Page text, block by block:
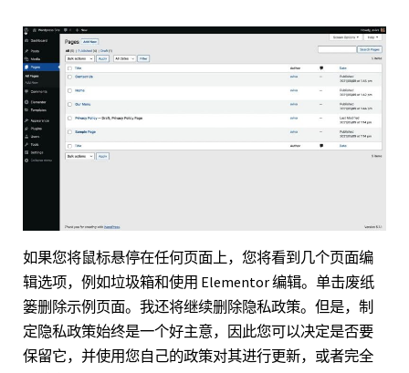
如果您将鼠标悬停在任何页面上，您将看到几个页面编
辑选项，例如垃圾箱和使用 Elementor 编辑。单击废纸
篓删除示例页面。我还将继续删除隐私政策。但是，制
定隐私政策始终是一个好主意，因此您可以决定是否要
保留它，并使用您自己的政策对其进行更新，或者完全